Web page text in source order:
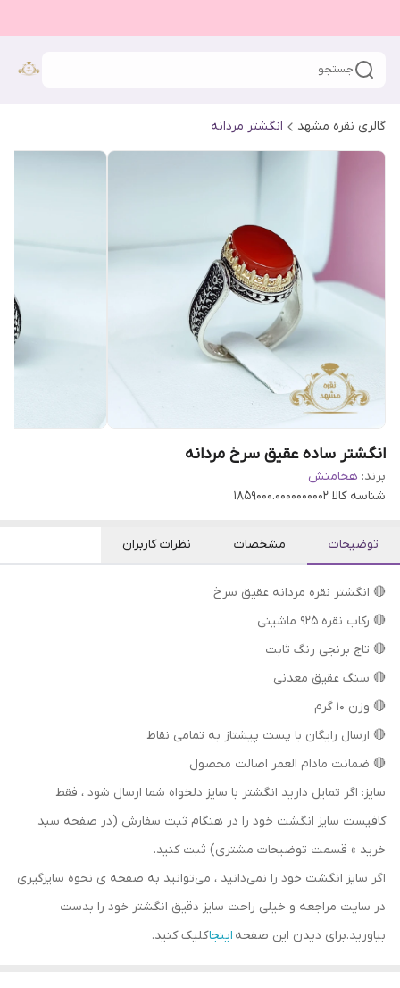
جستجو
گالری نقره مشهد انگشتر مردانه
انگشتر ساده عقیق سرخ مردانه
برند: هخامنش
شناسه کالا 1859000.0000000002
توضیحات مشخصات نظرات کاربران
🔴 انگشتر نقره مردانه عقیق سرخ
🔴 رکاب نقره 925 ماشینی
🔴 تاج برنجی رنگ ثابت
🔴 سنگ عقیق معدنی
🔴 وزن 10 گرم
🔴 ارسال رایگان با پست پیشتاز به تمامی نقاط
🔴 ضمانت مادام العمر اصالت محصول
سایز: اگر تمایل دارید انگشتر با سایز دلخواه شما ارسال شود ، فقط
کافیست سایز انگشت خود را در هنگام ثبت سفارش (در صفحه سبد
خرید » قسمت توضیحات مشتری) ثبت کنید.
اگر سایز انگشت خود را نمی‌دانید ، می‌توانید به صفحه ی نحوه سایزگیری
در سایت مراجعه و خیلی راحت سایز دقیق انگشتر خود را بدست
بیاورید.برای دیدن این صفحه اینجاکلیک کنید.